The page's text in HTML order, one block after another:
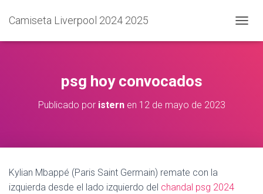
Camiseta Liverpool 2024 2025
A
psg hoy convocados
Publicado por isternen 12 de mayo de 2023
Kylian Mbappé (Paris Saint Germain) remate con la
izquierda desde el lado izquierdo del chandal psg 2024